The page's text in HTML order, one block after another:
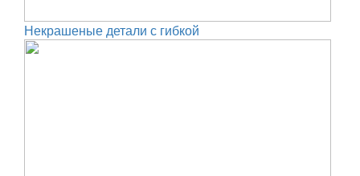
Некрашеные детали с гибкой